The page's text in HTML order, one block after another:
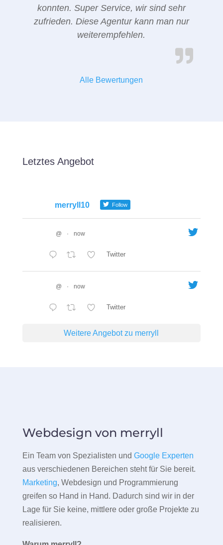
konnten. Super Service, wir sind sehr
zufrieden. Diese Agentur kann man nur
weiterempfehlen.
Alle Bewertungen
Letztes Angebot
merryll10 Follow
@ · now
Twitter
@ · now
Twitter
Weitere Angebot zu merryll
Webdesign von merryll
Ein Team von Spezialisten und Google Experten
aus verschiedenen Bereichen steht für Sie bereit.
Marketing, Webdesign und Programmierung
greifen so Hand in Hand. Dadurch sind wir in der
Lage für Sie keine, mittlere oder große Projekte zu
realisieren.